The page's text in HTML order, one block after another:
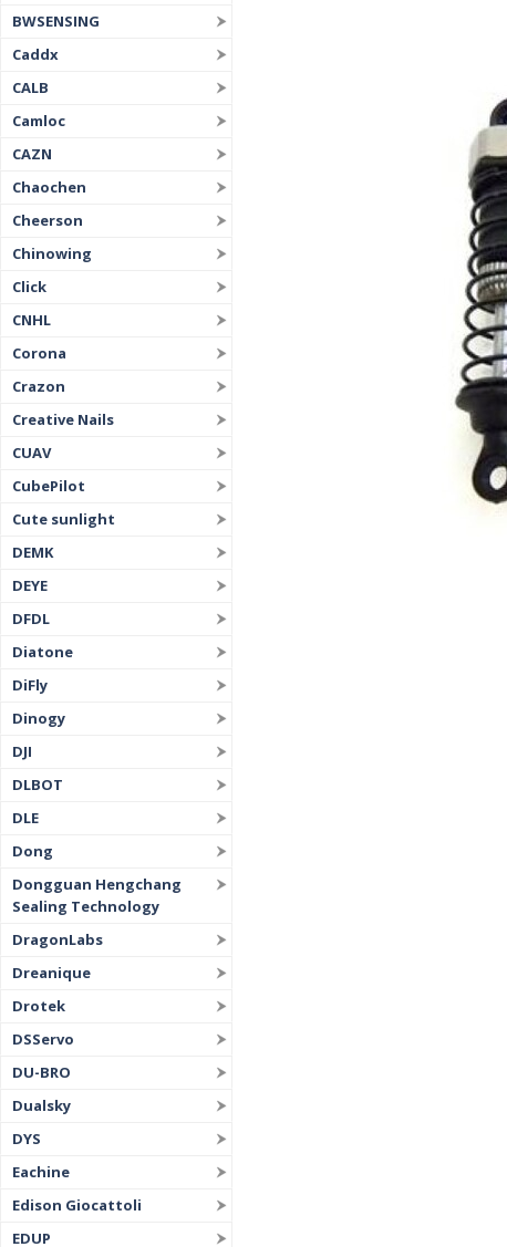
BWSENSING
Caddx
CALB
Camloc
CAZN
Chaochen
Cheerson
Chinowing
Click
CNHL
Corona
Crazon
Creative Nails
CUAV
CubePilot
Cute sunlight
DEMK
DEYE
DFDL
Diatone
DiFly
Dinogy
DJI
DLBOT
DLE
Dong
Dongguan Hengchang
Sealing Technology
DragonLabs
Dreanique
Drotek
DSServo
DU-BRO
Dualsky
DYS
Eachine
Edison Giocattoli
EDUP